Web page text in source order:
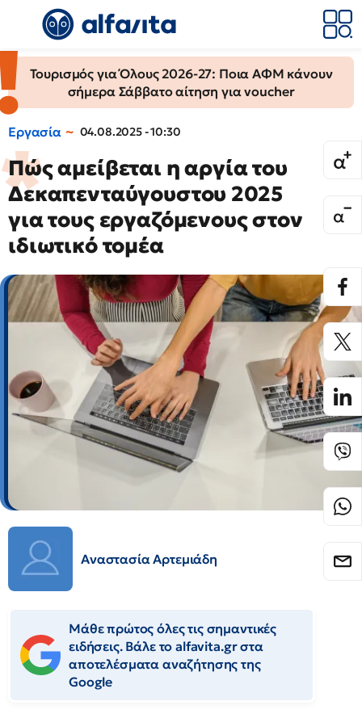
Τουρισμός για Όλους 2026-27: Ποια ΑΦΜ κάνουν
σήμερα Σάββατο αίτηση για voucher
Εργασία 04.08.2025 - 10:30
Πώς αμείβεται η αργία του
Δεκαπενταύγουστου 2025
για τους εργαζόμενους στον
ιδιωτικό τομέα
Αναστασία Αρτεμιάδη
Μάθε πρώτος όλες τις σημαντικές
ειδήσεις. Βάλε το alfavita.gr στα
αποτελέσματα αναζήτησης της
Google